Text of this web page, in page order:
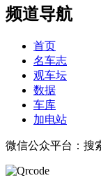
频道导航
首页
名车志
观车坛
数据
车库
加电站
微信公众平台：搜